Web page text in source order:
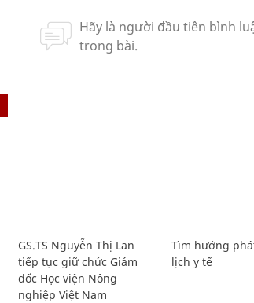
GS.TS Nguyễn Thị Lan
tiếp tục giữ chức Giám
đốc Học viện Nông
nghiệp Việt Nam
Tìm hướng
lịch y tế